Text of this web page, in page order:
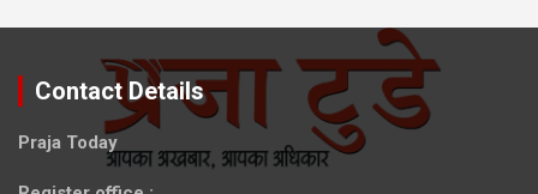
Contact Details
Praja Today